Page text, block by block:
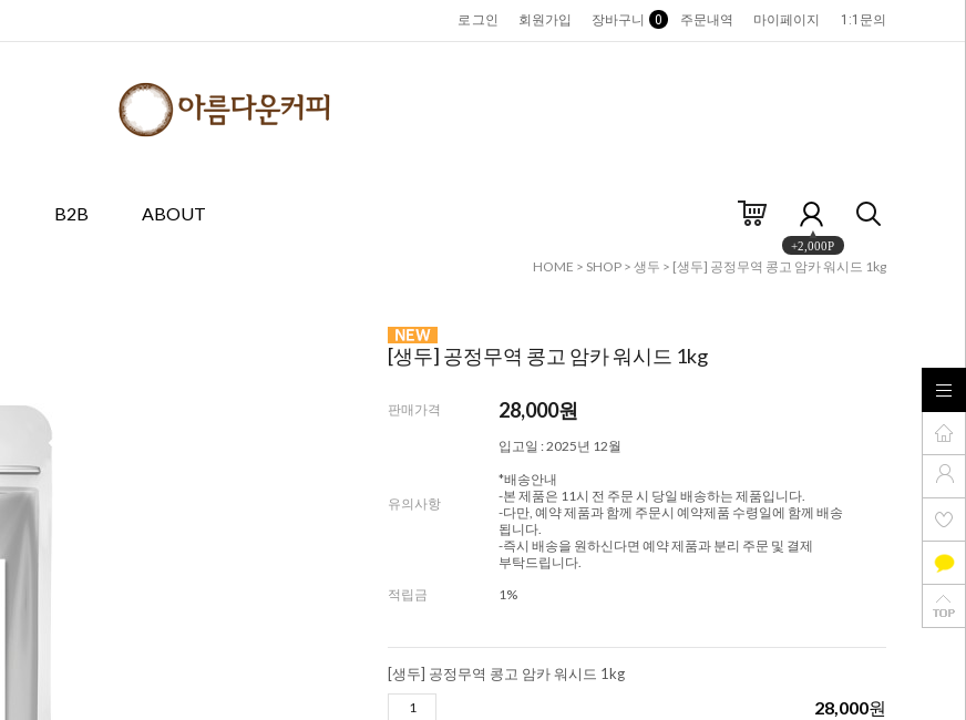
로그인 회원가입 장바구니 0 주문내역 마이페이지 1:1문의
B2B ABOUT
+2,000P
HOME > SHOP > 생두 > [생두] 공정무역 콩고 암카 워시드 1kg
[생두] 공정무역 콩고 암카 워시드 1kg
판매가격 28,000원
유의사항
입고일 : 2025년 12월
*배송안내
-본 제품은 11시 전 주문 시 당일 배송하는 제품입니다.
-다만, 예약 제품과 함께 주문시 예약제품 수령일에 함께 배송
됩니다.
-즉시 배송을 원하신다면 예약 제품과 분리 주문 및 결제
부탁드립니다.
적립금
1%
[생두] 공정무역 콩고 암카 워시드 1kg
28,000원